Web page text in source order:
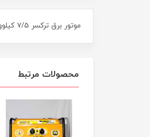
موتور برق ترکسر ۷/۵ کیلووات
محصولات مرتبط